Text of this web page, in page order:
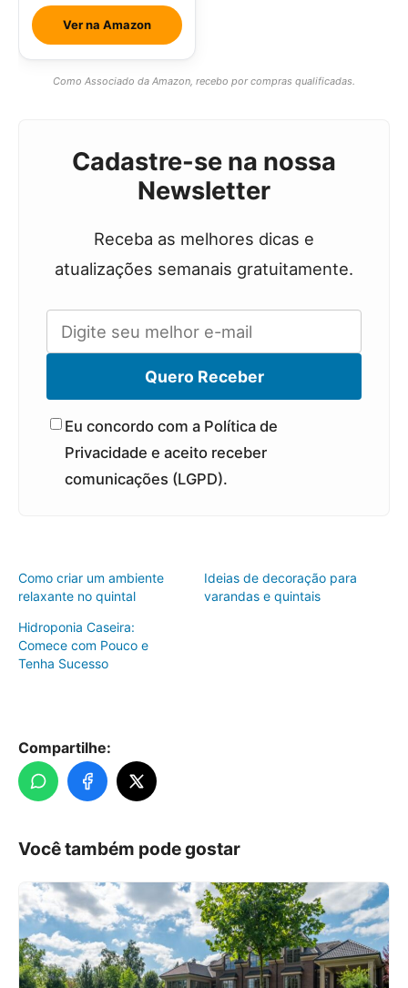
Ver na Amazon
Como Associado da Amazon, recebo por compras qualificadas.
Cadastre-se na nossa
Newsletter
Receba as melhores dicas e
atualizações semanais gratuitamente.
Quero Receber
Eu concordo com a Política de
Privacidade e aceito receber
comunicações (LGPD).
Como criar um ambiente
relaxante no quintal
Ideias de decoração para
varandas e quintais
Hidroponia Caseira:
Comece com Pouco e
Tenha Sucesso
Compartilhe:
Você também pode gostar